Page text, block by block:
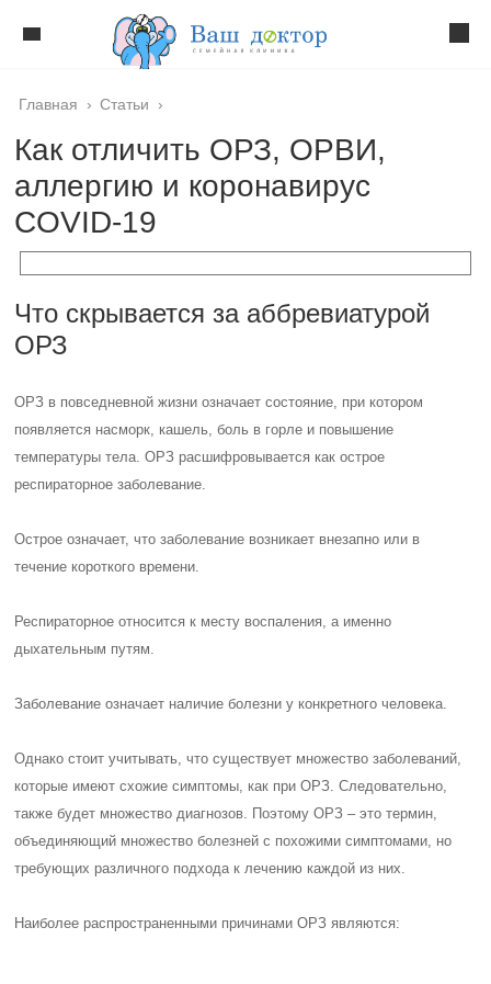
Главная › Статьи ›
Как отличить ОРЗ, ОРВИ,
аллергию и коронавирус
COVID-19
Что скрывается за аббревиатурой
ОРЗ
ОРЗ в повседневной жизни означает состояние, при котором
появляется насморк, кашель, боль в горле и повышение
температуры тела. ОРЗ расшифровывается как острое
респираторное заболевание.
Острое означает, что заболевание возникает внезапно или в
течение короткого времени.
Респираторное относится к месту воспаления, а именно
дыхательным путям.
Заболевание означает наличие болезни у конкретного человека.
Однако стоит учитывать, что существует множество заболеваний,
которые имеют схожие симптомы, как при ОРЗ. Следовательно,
также будет множество диагнозов. Поэтому ОРЗ – это термин,
объединяющий множество болезней с похожими симптомами, но
требующих различного подхода к лечению каждой из них.
Наиболее распространенными причинами ОРЗ являются: